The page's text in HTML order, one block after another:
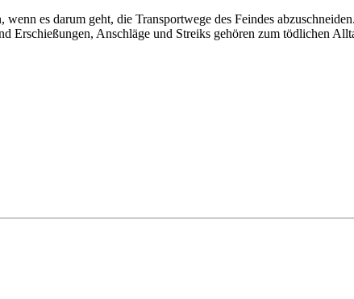
es darum geht, die Transportwege des Feindes
Erschießungen, Anschläge und Streiks gehören zum tödlichen